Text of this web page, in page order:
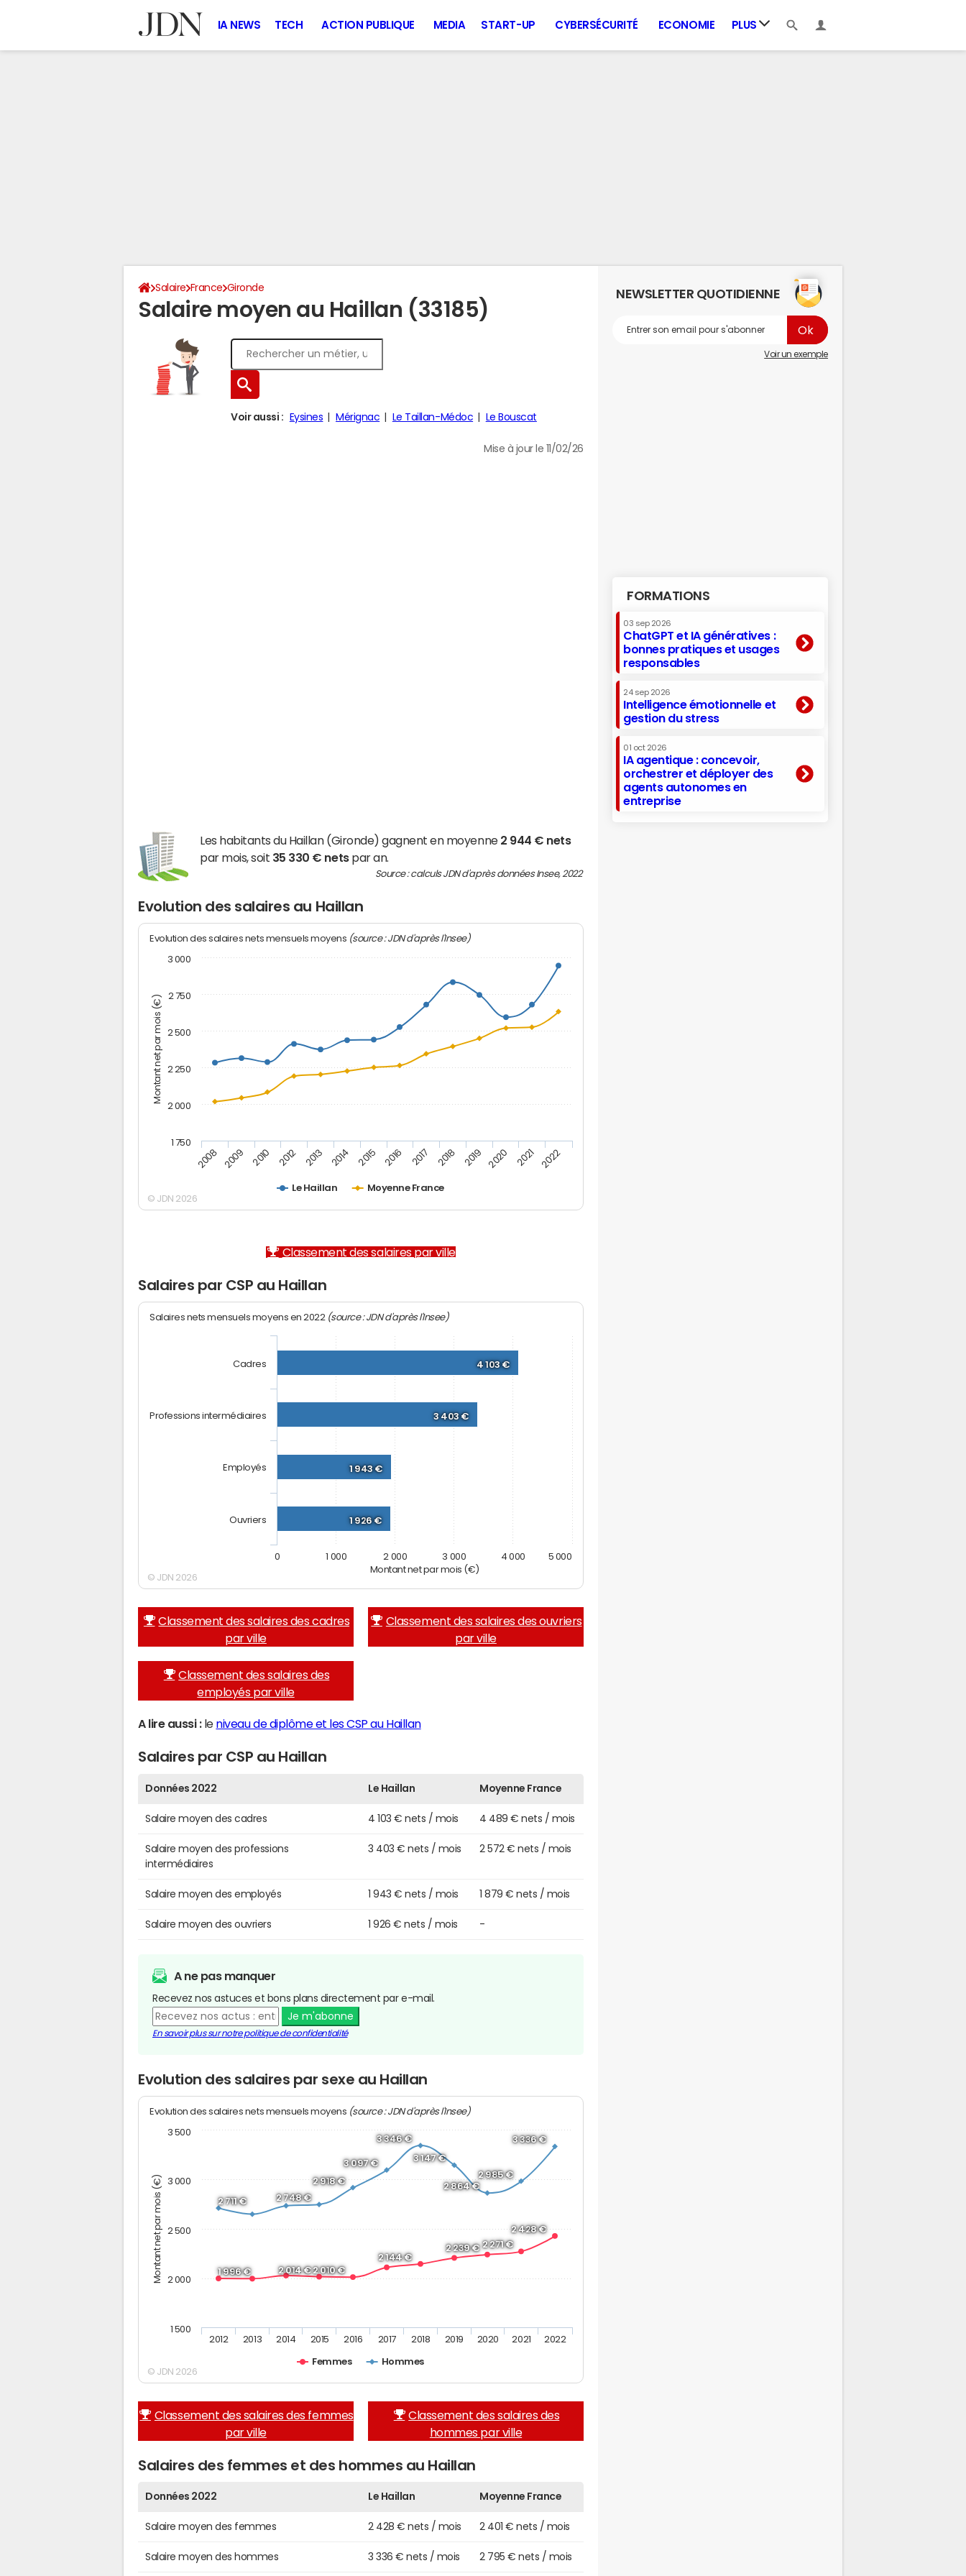
IA NEWS TECH ACTION PUBLIQUE MEDIA START-UP CYBERSÉCURITÉ ECONOMIE PLUS
Salaire France Gironde
Salaire moyen au Haillan (33185)
Voir aussi : Eysines Mérignac Le Taillan-Médoc Le Bouscat
Mise à jour le 11/02/26
Les habitants du Haillan (Gironde) gagnent en moyenne 2 944 € nets
par mois, soit 35 330 € netspar an.
Source : calculs JDN d'après données Insee, 2022
Evolution des salaires au Haillan
Montant net par mois (€)
Evolution des salaires nets mensuels moyens (source : JDN d'après l'Insee)
Le Haillan Moyenne France
2008 2009 2010 2012 2013 2014 2015 2016 2017 2018 2019 2020 2021 2022
1 750
2 000
2 250
2 500
2 750
3 000
© JDN 2026
Classement des salaires par ville
Salaires par CSP au Haillan
Montant net par mois (€)
Salaires nets mensuels moyens en 2022 (source : JDN d'après l'Insee)
4 103 €
3 403 €
1 943 €
1 926 €
Cadres
Professions intermédiaires
Employés
Ouvriers
0 1 000 2 000 3 000 4 000 5 000
© JDN 2026
Classement des salaires des cadres
par ville
Classement des salaires des ouvriers
par ville
Classement des salaires des
employés par ville
A lire aussi :le niveau de diplôme et les CSP au Haillan
Salaires par CSP au Haillan
Données 2022 Le Haillan Moyenne France
Salaire moyen des cadres 4 103 € nets / mois 4 489 € nets / mois
Salaire moyen des professions
intermédiaires
3 403 € nets / mois 2 572 € nets / mois
Salaire moyen des employés 1 943 € nets / mois 1 879 € nets / mois
Salaire moyen des ouvriers 1 926 € nets / mois -
A ne pas manquer
Recevez nos astuces et bons plans directement par e-mail.
Je m'abonne
En savoir plus sur notre politique de confidentialité
Evolution des salaires par sexe au Haillan
Montant net par mois (€)
Evolution des salaires nets mensuels moyens (source : JDN d'après l'Insee)
1 996 € 2 014 € 2 010 €
2 144 €
2 239 € 2 271 €
2 428 €
2 711 € 2 748 €
2 918 €
3 097 €
3 346 €
3 147 €
2 864 €
2 985 €
3 336 €
Femmes Hommes
2012 2013 2014 2015 2016 2017 2018 2019 2020 2021 2022
1 500
2 000
2 500
3 000
3 500
© JDN 2026
Classement des salaires des femmes
par ville
Classement des salaires des
hommes par ville
Salaires des femmes et des hommes au Haillan
Données 2022 Le Haillan Moyenne France
Salaire moyen des femmes 2 428 € nets / mois 2 401 € nets / mois
Salaire moyen des hommes 3 336 € nets / mois 2 795 € nets / mois
NEWSLETTER QUOTIDIENNE
Voir un exemple
FORMATIONS
03 sep 2026
ChatGPT et IA génératives :
bonnes pratiques et usages
responsables
24 sep 2026
Intelligence émotionnelle et
gestion du stress
01 oct 2026
IA agentique : concevoir,
orchestrer et déployer des
agents autonomes en
entreprise